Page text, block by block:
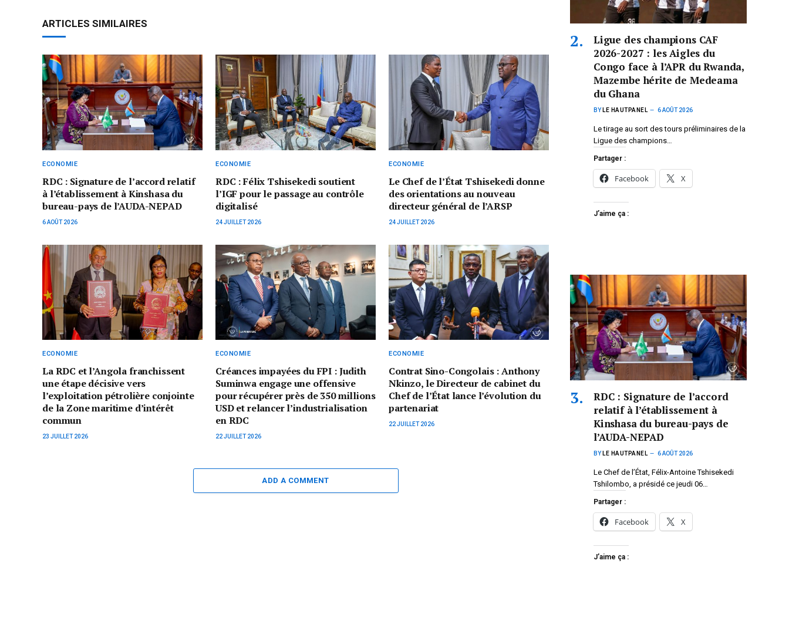
ARTICLES SIMILAIRES
ECONOMIE
RDC : Signature de l’accord relatif
à l’établissement à Kinshasa du
bureau-pays de l’AUDA-NEPAD
6 AOÛT 2026
ECONOMIE
RDC : Félix Tshisekedi soutient
l’IGF pour le passage au contrôle
digitalisé
24 JUILLET 2026
ECONOMIE
‎Le Chef de l’État Tshisekedi donne
des orientations au nouveau
directeur général de l’ARSP
24 JUILLET 2026
ECONOMIE
La RDC et l’Angola franchissent
une étape décisive vers
l’exploitation pétrolière conjointe
de la Zone maritime d’intérêt
commun
23 JUILLET 2026
ECONOMIE
Créances impayées du FPI : Judith
Suminwa engage une offensive
pour récupérer près de 350 millions
USD et relancer l’industrialisation
en RDC
22 JUILLET 2026
ECONOMIE
Contrat Sino-Congolais : Anthony
Nkinzo, le Directeur de cabinet du
Chef de l’État lance l’évolution du
partenariat
22 JUILLET 2026
ADD A COMMENT
Ligue des champions CAF
2026-2027 : les Aigles du
Congo face à l’APR du Rwanda,
Mazembe hérite de Medeama
du Ghana
BY LE HAUTPANEL 6 AOÛT 2026
Le tirage au sort des tours préliminaires de la
Ligue des champions…
Partager :
Facebook X
J’aime ça :
RDC : Signature de l’accord
relatif à l’établissement à
Kinshasa du bureau-pays de
l’AUDA-NEPAD
BY LE HAUTPANEL 6 AOÛT 2026
Le Chef de l’État, Félix-Antoine Tshisekedi
Tshilombo, a présidé ce jeudi 06…
Partager :
Facebook X
J’aime ça :